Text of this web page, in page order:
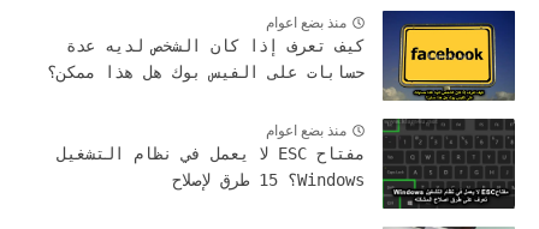
منذ بضع اعوام
كيف تعرف إذا كان الشخص لديه عدة
حسابات على الفيس بوك هل هذا ممكن؟
منذ بضع اعوام
مفتاح ESC لا يعمل في نظام التشغيل
Windows؟ 15 طرق لإصلاح